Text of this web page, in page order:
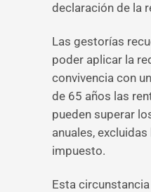
declaración de la
Las gestorías
poder aplicar la
convivencia con
de 65 años las
pueden superar
anuales, excluidas
impuesto.
Esta